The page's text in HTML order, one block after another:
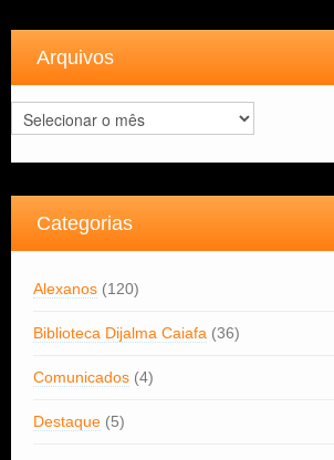
Arquivos
Arquivos
Categorias
Alexanos (120)
Biblioteca Dijalma Caiafa (36)
Comunicados (4)
Destaque (5)